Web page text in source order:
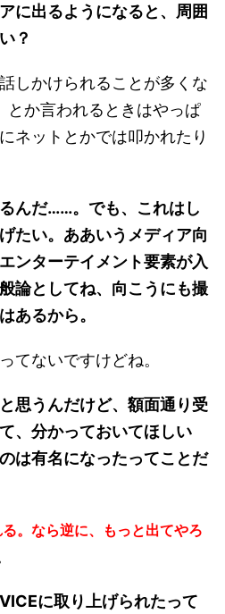
に出るようになると、周囲
？
しかけられることが多くな
とか言われるときはやっぱ
ネットとかでは叩かれたり
んだ……。でも、これはし
たい。ああいうメディア向
ンターテイメント要素が入
論としてね、向こうにも撮
あるから。
ないですけどね。
思うんだけど、額面通り受
、分かっておいてほしい
は有名になったってことだ
。なら逆に、もっと出てやろ
に取り上げられたって